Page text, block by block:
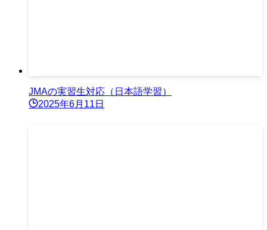
JMAの実習生対応（日本語学習）
2025年6月11日